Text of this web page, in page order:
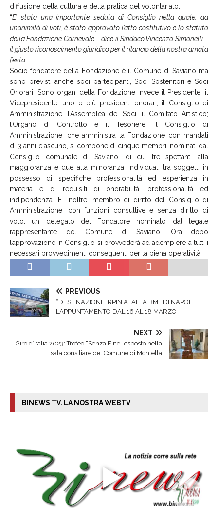
diffusione della cultura e della pratica del volontariato.
“E’ stata una importante seduta di Consiglio nella quale, ad
unanimità di voti, è stato approvato l’atto costitutivo e lo statuto
della Fondazione Carnevale – dice il Sindaco Vincenzo Simonelli –
il giusto riconoscimento giuridico per il rilancio della nostra amata
festa”.
Socio fondatore della Fondazione è il Comune di Saviano ma
sono previsti anche soci partecipanti, Soci Sostenitori e Soci
Onorari. Sono organi della Fondazione invece il Presidente; il
Vicepresidente; uno o più presidenti onorari; il Consiglio di
Amministrazione; l’Assemblea dei Soci; il Comitato Artistico;
l’Organo di Controllo e il Tesoriere. Il Consiglio di
Amministrazione, che amministra la Fondazione con mandati
di 3 anni ciascuno, si compone di cinque membri, nominati dal
Consiglio comunale di Saviano, di cui tre spettanti alla
maggioranza e due alla minoranza, individuati tra soggetti in
possesso di specifiche professionalità ed esperienza in
materia e di requisiti di onorabilità, professionalità ed
indipendenza. E’, inoltre, membro di diritto del Consiglio di
Amministrazione, con funzioni consultive e senza diritto di
voto, un delegato del Fondatore nominato dal legale
rappresentante del Comune di Saviano. Ora dopo
l’approvazione in Consiglio si provvederà ad adempiere a tutti i
necessari provvedimenti conseguenti per la piena operatività.
PREVIOUS
“DESTINAZIONE IRPINIA” ALLA BMT DI NAPOLI
L’APPUNTAMENTO DAL 16 AL 18 MARZO
NEXT
“Giro d’Italia 2023: Trofeo “Senza Fine“ esposto nella
sala consiliare del Comune di Montella
BINEWS TV. LA NOSTRA WEBTV